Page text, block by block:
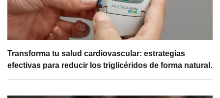
Transforma tu salud cardiovascular: estrategias
efectivas para reducir los triglicéridos de forma natural.